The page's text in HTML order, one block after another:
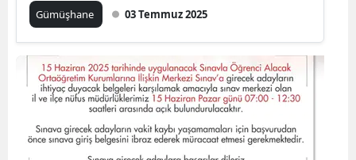
Iğdır
Karabük
Osmaniye
Gümüşhane 03 Temmuz 2025